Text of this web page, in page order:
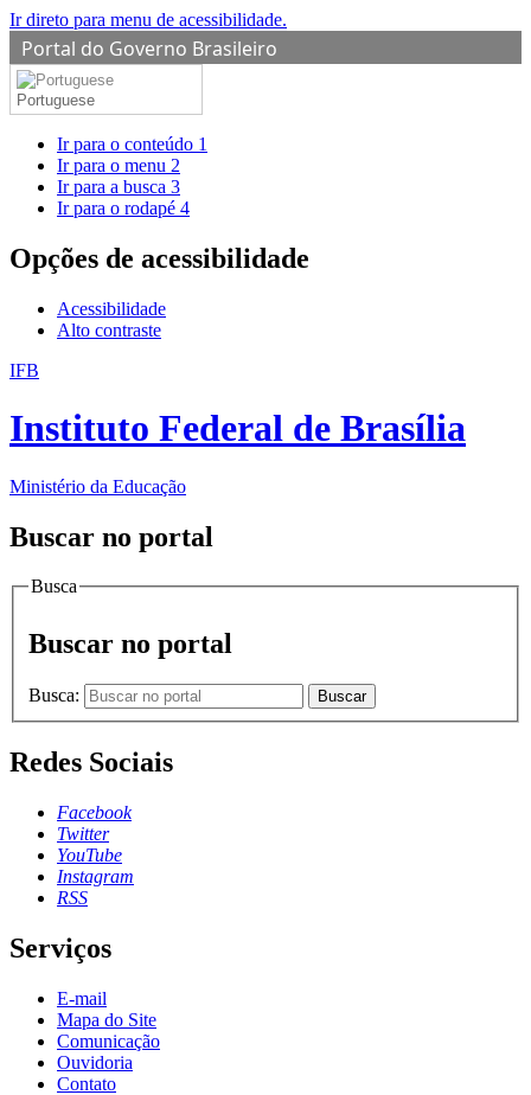
Ir direto para menu de acessibilidade.
Portal do Governo Brasileiro
Portuguese
Ir para o conteúdo 1
Ir para o menu 2
Ir para a busca 3
Ir para o rodapé 4
Opções de acessibilidade
Acessibilidade
Alto contraste
IFB
Instituto Federal de Brasília
Ministério da Educação
Buscar no portal
Busca
Buscar no portal
Busca: Buscar
Redes Sociais
Facebook
Twitter
YouTube
Instagram
RSS
Serviços
E-mail
Mapa do Site
Comunicação
Ouvidoria
Contato